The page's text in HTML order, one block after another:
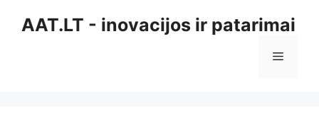
AAT.LT - inovacijos ir patarimai
Meniu